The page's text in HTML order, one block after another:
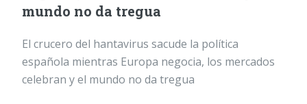
mundo no da tregua
El crucero del hantavirus sacude la política
española mientras Europa negocia, los mercados
celebran y el mundo no da tregua